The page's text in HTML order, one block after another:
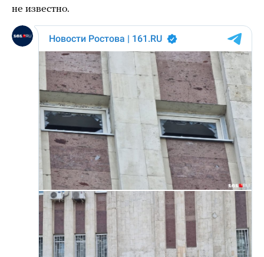
не известно.